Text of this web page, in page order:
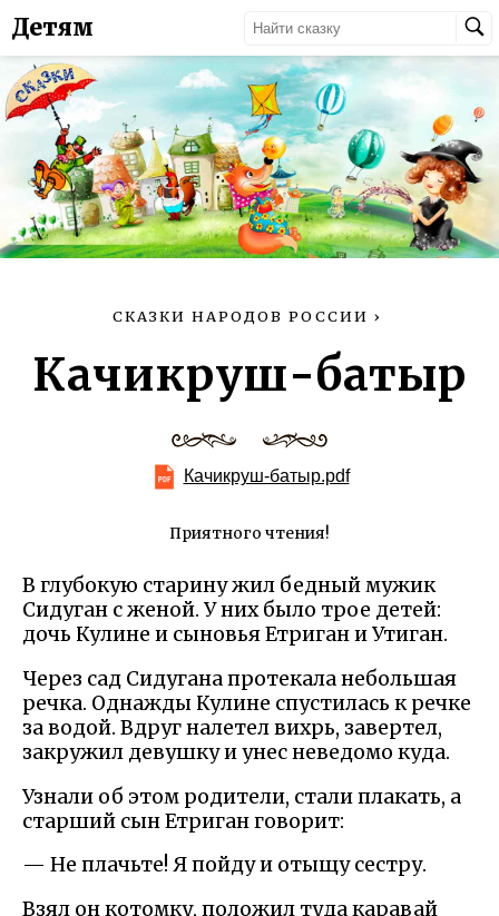
Детям
СКАЗКИ НАРОДОВ РОССИИ ›
Качикруш-батыр
Качикруш-батыр.pdf
Приятного чтения!
В глубокую старину жил бедный мужик
Сидуган с женой. У них было трое детей:
дочь Кулине и сыновья Етриган и Утиган.
Через сад Сидугана протекала небольшая
речка. Однажды Кулине спустилась к речке
за водой. Вдруг налетел вихрь, завертел,
закружил девушку и унес неведомо куда.
Узнали об этом родители, стали плакать, а
старший сын Етриган говорит:
— Не плачьте! Я пойду и отыщу сестру.
Взял он котомку, положил туда каравай